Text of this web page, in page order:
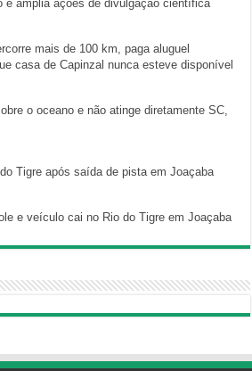
e amplia ações de divulgação científica
mais de 100 km, paga aluguel
casa de Capinzal nunca esteve disponível
o oceano e não atinge diretamente SC,
Tigre após saída de pista em Joaçaba
e veículo cai no Rio do Tigre em Joaçaba